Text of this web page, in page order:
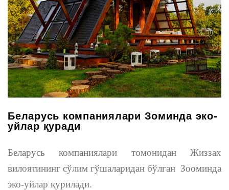
Беларусь компаниялари Зоминда эко-
уйлар қуради
Беларусь компаниялари томонидан Жиззах
вилоятининг сўлим гўшаларидан бўлган Зооминда
эко-уйлар қурилади.